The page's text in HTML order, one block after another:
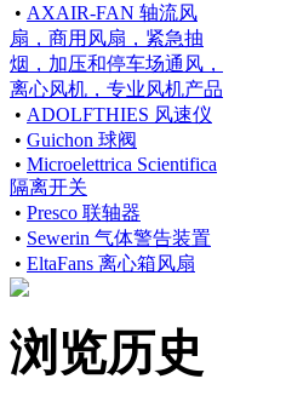
• AXAIR-FAN 轴流风
扇，商用风扇，紧急抽
烟，加压和停车场通风，
离心风机，专业风机产品
• ADOLFTHIES 风速仪
• Guichon 球阀
• Microelettrica Scientifica
隔离开关
• Presco 联轴器
• Sewerin 气体警告装置
• EltaFans 离心箱风扇
浏览历史